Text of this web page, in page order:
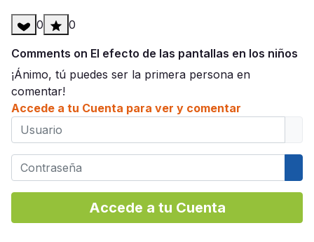
0 0
Comments on El efecto de las pantallas en los niños
¡Ánimo, tú puedes ser la primera persona en
comentar!
Accede a tu Cuenta para ver y comentar
Usuario
Contraseña
Accede a tu Cuenta